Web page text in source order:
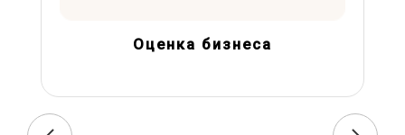
Оценка бизнеса